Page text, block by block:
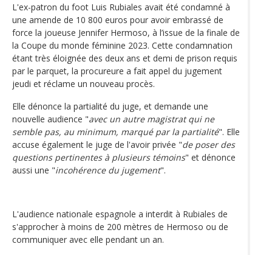
L'ex-patron du foot Luis Rubiales avait été condamné à
une amende de 10 800 euros pour avoir embrassé de
force la joueuse Jennifer Hermoso, à l’issue de la finale de
la Coupe du monde féminine 2023. Cette condamnation
étant très éloignée des deux ans et demi de prison requis
par le parquet, la procureure a fait appel du jugement
jeudi et réclame un nouveau procès.
Elle dénonce la partialité du juge, et demande une
nouvelle audience "avec un autre magistrat qui ne
semble pas, au minimum, marqué par la partialité". Elle
accuse également le juge de l'avoir privée "de poser des
questions pertinentes à plusieurs témoins" et dénonce
aussi une "incohérence du jugement".
L'audience nationale espagnole a interdit à Rubiales de
s'approcher à moins de 200 mètres de Hermoso ou de
communiquer avec elle pendant un an.